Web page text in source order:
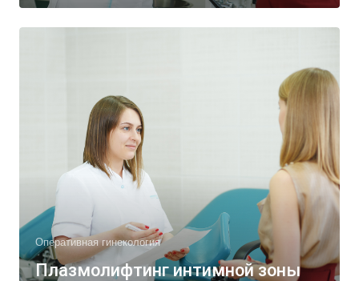
Оперативная гинекология
Плазмолифтинг интимной зоны